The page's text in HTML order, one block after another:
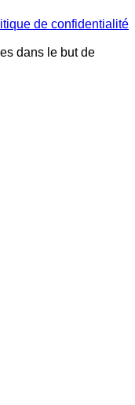
de confidentialité
dans le but de